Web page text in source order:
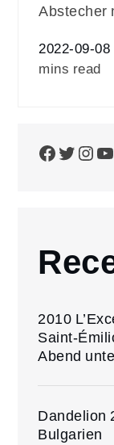
Abstecher
2022-09-08
mins read
2010
Saint-
Abend
Dandelion
Bulgarien